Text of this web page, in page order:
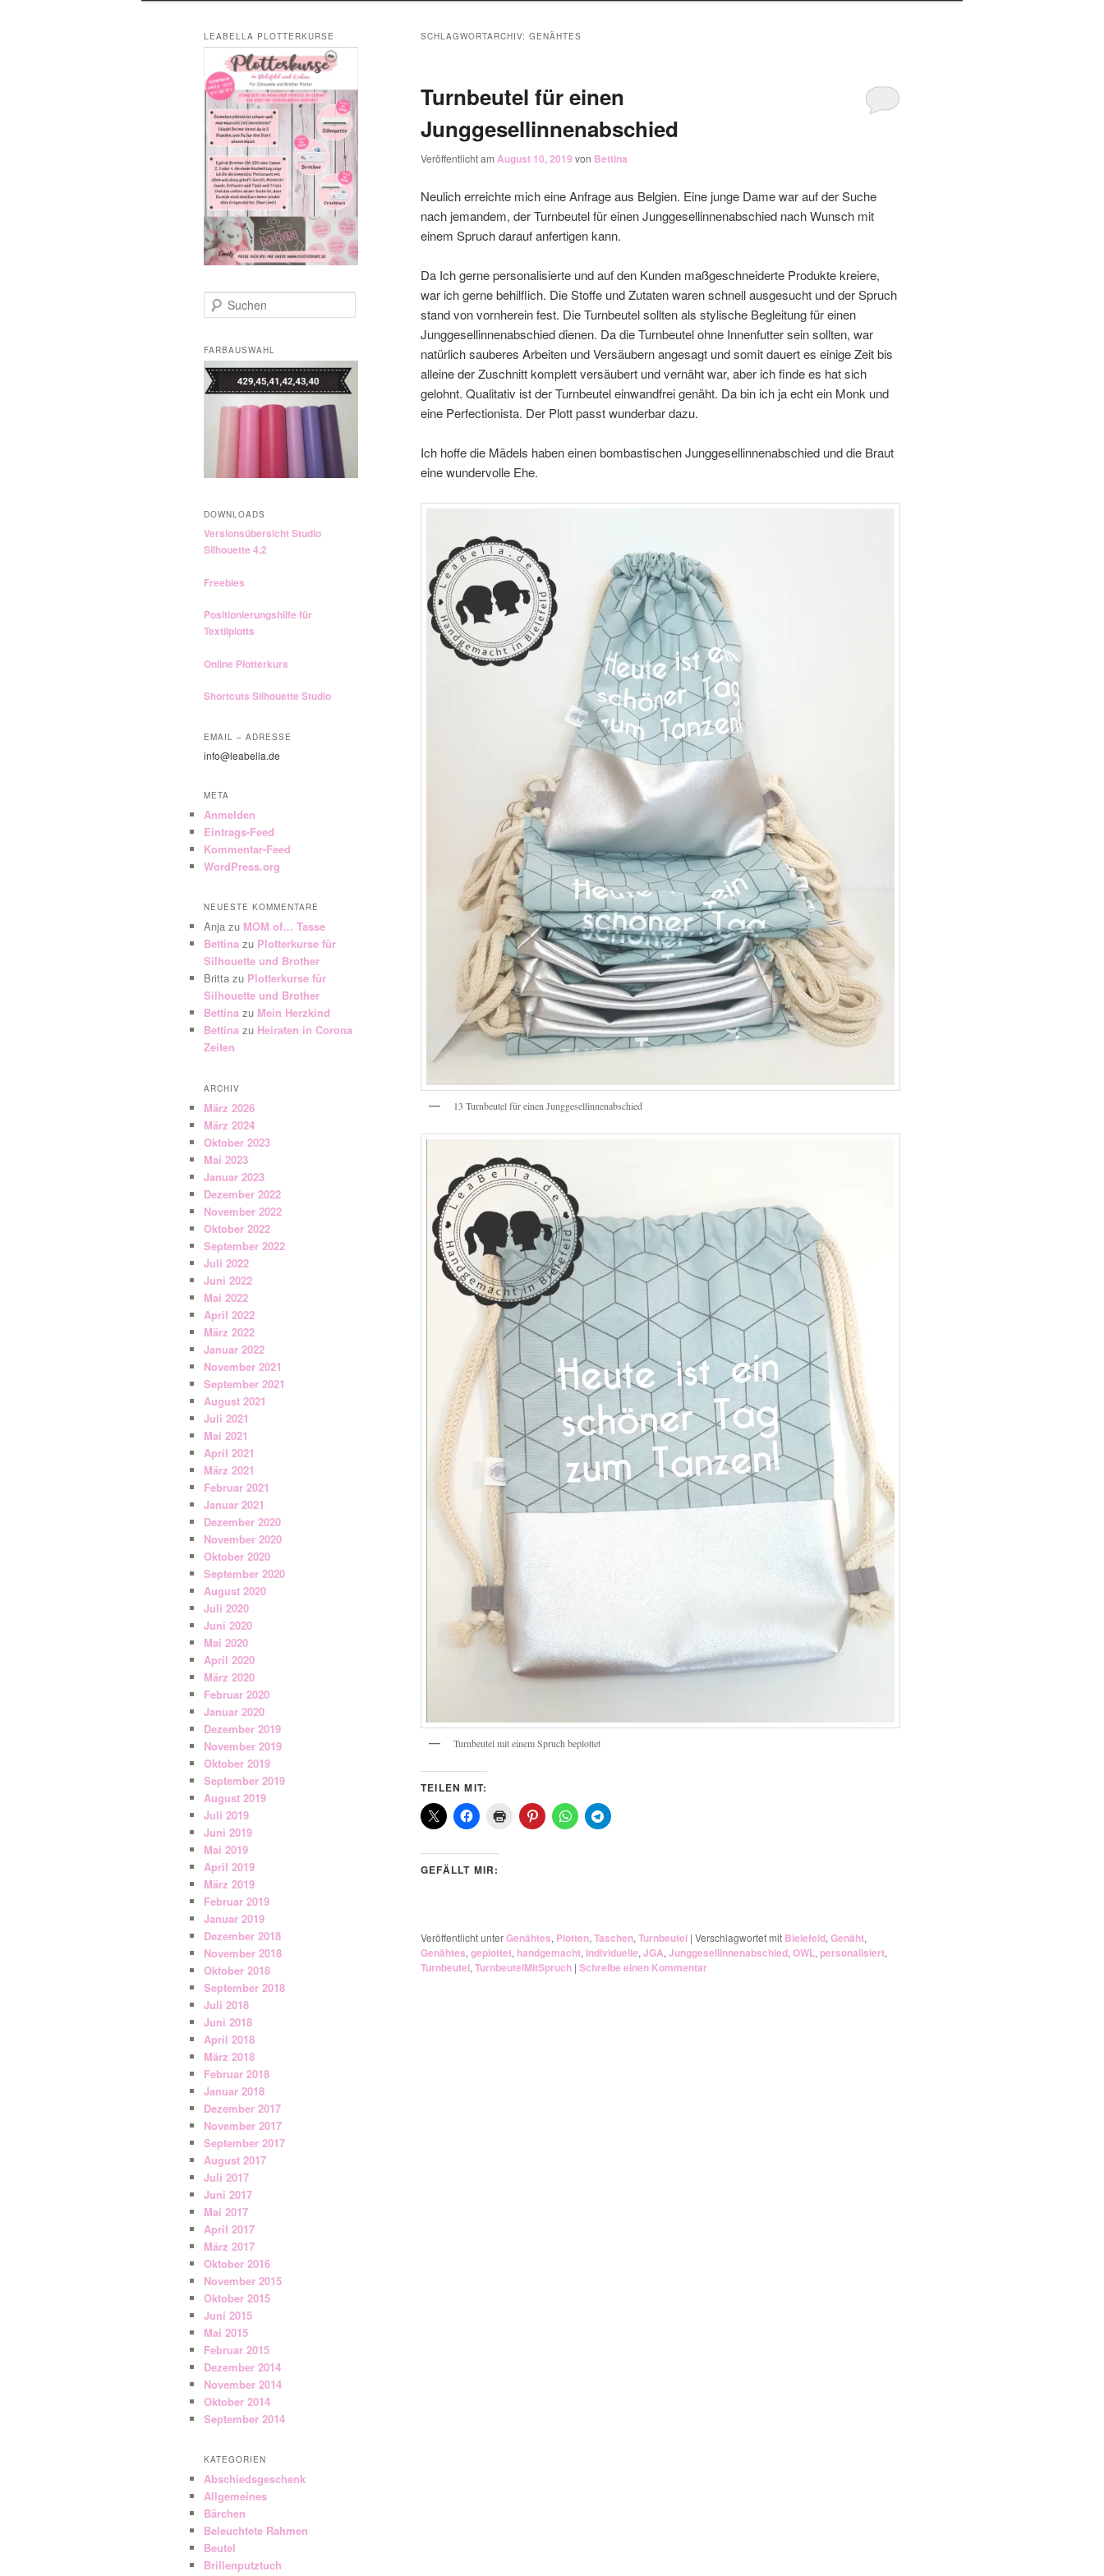
SCHLAGWORTARCHIV: GENÄHTES
Turnbeutel für einen
Junggesellinnenabschied
Veröffentlicht am August 10, 2019 von Bettina
Neulich erreichte mich eine Anfrage aus Belgien. Eine junge Dame war auf der Suche
nach jemandem, der Turnbeutel für einen Junggesellinnenabschied nach Wunsch mit
einem Spruch darauf anfertigen kann.
Da Ich gerne personalisierte und auf den Kunden maßgeschneiderte Produkte kreiere,
war ich gerne behilflich. Die Stoffe und Zutaten waren schnell ausgesucht und der Spruch
stand von vornherein fest. Die Turnbeutel sollten als stylische Begleitung für einen
Junggesellinnenabschied dienen. Da die Turnbeutel ohne Innenfutter sein sollten, war
natürlich sauberes Arbeiten und Versäubern angesagt und somit dauert es einige Zeit bis
alleine der Zuschnitt komplett versäubert und vernäht war, aber ich finde es hat sich
gelohnt. Qualitativ ist der Turnbeutel einwandfrei genäht. Da bin ich ja echt ein Monk und
eine Perfectionista. Der Plott passt wunderbar dazu.
Ich hoffe die Mädels haben einen bombastischen Junggesellinnenabschied und die Braut
eine wundervolle Ehe.
13 Turnbeutel für einen Junggesellinnenabschied
Turnbeutel mit einem Spruch beplottet
TEILEN MIT:
GEFÄLLT MIR:
Veröffentlicht unterGenähtes, Plotten, Taschen, Turnbeutel | Verschlagwortet mit Bielefeld, Genäht,
Genähtes, geplottet, handgemacht, Individuelle, JGA, Junggesellinnenabschied, OWL, personalisiert,
Turnbeutel, TurnbeutelMitSpruch | Schreibe einen Kommentar
LEABELLA PLOTTERKURSE
u
h
e
n
FARBAUSWAHL
DOWNLOADS
Versionsübersicht Studio
Silhouette 4.2
Freebies
Positionierungshilfe für
Textilplotts
Online Plotterkurs
Shortcuts Silhouette Studio
EMAIL – ADRESSE
info@leabella.de
META
Anmelden
Eintrags-Feed
Kommentar-Feed
WordPress.org
NEUESTE KOMMENTARE
Anja zu MOM of… Tasse
Bettina zu Plotterkurse für
Silhouette und Brother
Britta zu Plotterkurse für
Silhouette und Brother
Bettina zu Mein Herzkind
Bettina zu Heiraten in Corona
Zeiten
ARCHIV
März 2026
März 2024
Oktober 2023
Mai 2023
Januar 2023
Dezember 2022
November 2022
Oktober 2022
September 2022
Juli 2022
Juni 2022
Mai 2022
April 2022
März 2022
Januar 2022
November 2021
September 2021
August 2021
Juli 2021
Mai 2021
April 2021
März 2021
Februar 2021
Januar 2021
Dezember 2020
November 2020
Oktober 2020
September 2020
August 2020
Juli 2020
Juni 2020
Mai 2020
April 2020
März 2020
Februar 2020
Januar 2020
Dezember 2019
November 2019
Oktober 2019
September 2019
August 2019
Juli 2019
Juni 2019
Mai 2019
April 2019
März 2019
Februar 2019
Januar 2019
Dezember 2018
November 2018
Oktober 2018
September 2018
Juli 2018
Juni 2018
April 2018
März 2018
Februar 2018
Januar 2018
Dezember 2017
November 2017
September 2017
August 2017
Juli 2017
Juni 2017
Mai 2017
April 2017
März 2017
Oktober 2016
November 2015
Oktober 2015
Juni 2015
Mai 2015
Februar 2015
Dezember 2014
November 2014
Oktober 2014
September 2014
KATEGORIEN
Abschiedsgeschenk
Allgemeines
Bärchen
Beleuchtete Rahmen
Beutel
Brillenputztuch